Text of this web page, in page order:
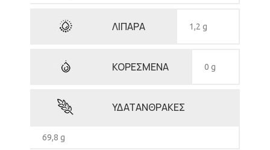
ΛΙΠΑΡΑ 1,2 g
ΚΟΡΕΣΜΕΝΑ 0 g
ΥΔΑΤΑΝΘΡΑΚΕΣ
69,8 g